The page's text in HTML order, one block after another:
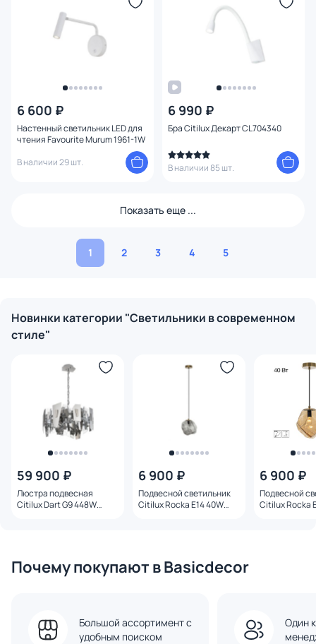
6 600 ₽
Настенный светильник LED для
чтения Favourite Murum 1961-1W
В наличии 29 шт.
6 990 ₽
Бра Citilux Декарт CL704340
В наличии 85 шт.
Показать еще ...
1 2 3 4 5
Новинки категории "Светильники в современном
стиле"
59 900 ₽
Люстра подвесная
Citilux Dart G9 448W
6 900 ₽
Подвесной светильник
Citilux Rocka Е14 40W
6 900 ₽
Подвесной
Citilux Rocka
Почему покупают в Basicdecor
Большой ассортимент с
удобным поиском
Один